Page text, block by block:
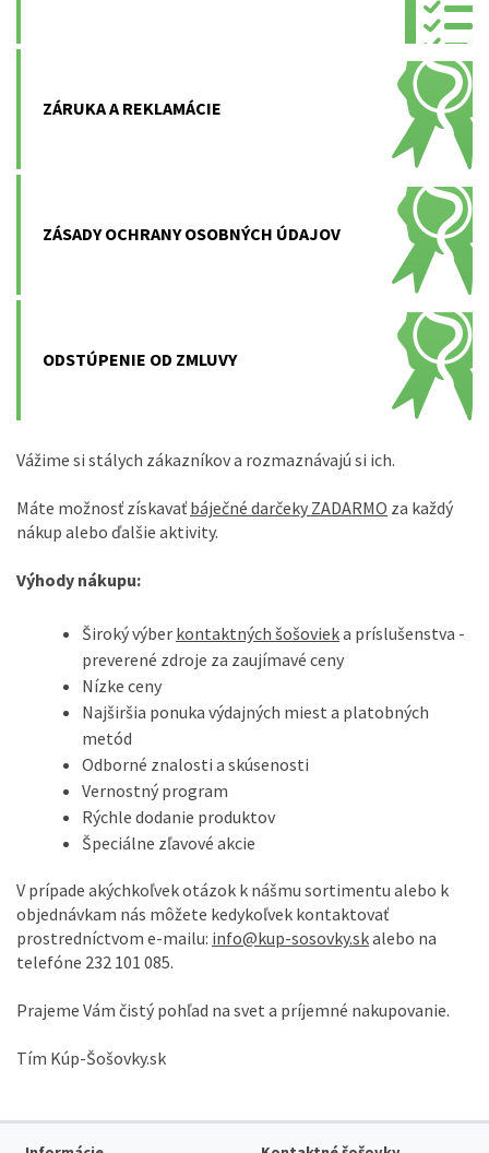
ZÁRUKA A REKLAMÁCIE
ZÁSADY OCHRANY OSOBNÝCH ÚDAJOV
ODSTÚPENIE OD ZMLUVY
Vážime si stálych zákazníkova rozmaznávajú si ich.
Máte možnosť získavať báječné darčeky ZADARMO za každý
nákup alebo ďalšie aktivity.
Výhody nákupu:
Širokývýber kontaktných šošovieka príslušenstva -
preverené zdroje za zaujímavé ceny
Nízke ceny
Najširšia ponuka výdajných miest a platobných
metód
Odborné znalosti a skúsenosti
Vernostný program
Rýchle dodanie produktov
Špeciálne zľavové akcie
V prípade akýchkoľvekotázok k nášmu sortimentu alebo k
objednávkam nás môžete kedykoľvek kontaktovať
prostredníctvom e-mailu: info@kup-sosovky.skalebo na
telefóne 232 101 085.
Prajeme Vám čistý pohľad na svet a príjemné nakupovanie.
Tím Kúp-Šošovky.sk